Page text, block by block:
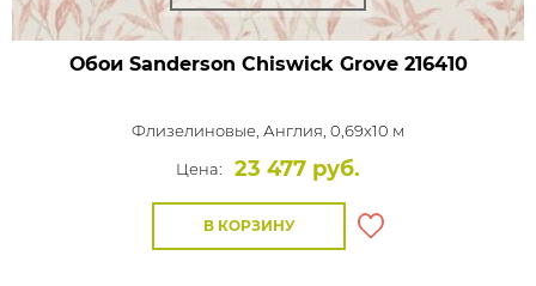
Обои Sanderson Chiswick Grove216410
Флизелиновые, Англия, 0,69x10 м
Цена:
23 477 руб.
В КОРЗИНУ